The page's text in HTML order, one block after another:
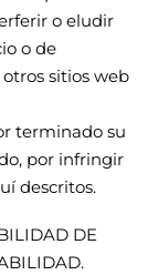
o eludir
o de
sitios web
terminado su
por infringir
descritos.
DE